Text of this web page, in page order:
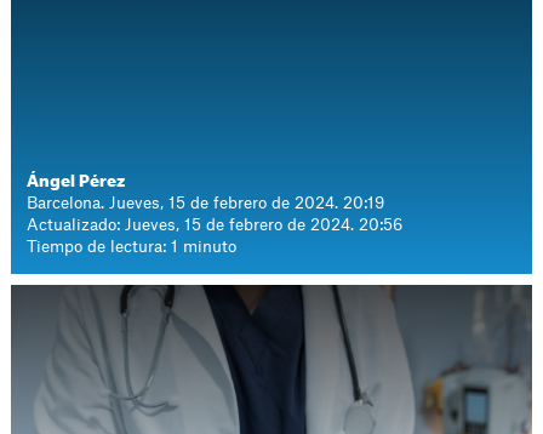
Ángel Pérez
Barcelona. Jueves, 15 de febrero de 2024. 20:19
Actualizado: Jueves, 15 de febrero de 2024. 20:56
Tiempo de lectura: 1 minuto